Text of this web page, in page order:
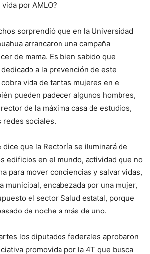
por AMLO?
sorprendió que en la Universidad
arrancaron una campaña
de mama. Es bien sabido que
a la prevención de este
vida de tantas mujeres en el
pueden padecer algunos hombres,
de la máxima casa de estudios,
redes sociales.
dice que la Rectoría se iluminará de
edificios en el mundo, actividad que no
para mover conciencias y salvar vidas,
municipal, encabezada por una mujer,
el sector Salud estatal, porque
de noche a más de uno.
los diputados federales aprobaron
promovida por la 4T que busca